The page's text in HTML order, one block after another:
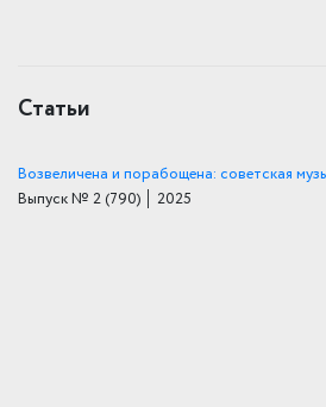
Статьи
Возвеличена и порабощена: советская
Выпуск № 2 (790) │ 2025